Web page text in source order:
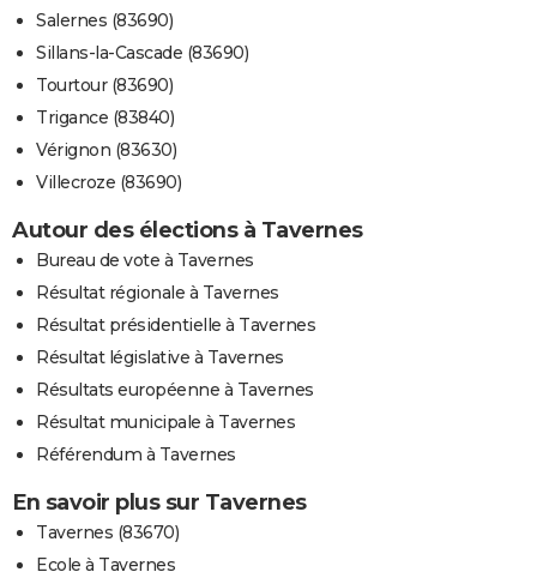
Salernes (83690)
Sillans-la-Cascade (83690)
Tourtour (83690)
Trigance (83840)
Vérignon (83630)
Villecroze (83690)
Autour des élections à Tavernes
Bureau de vote à Tavernes
Résultat régionale à Tavernes
Résultat présidentielle à Tavernes
Résultat législative à Tavernes
Résultats européenne à Tavernes
Résultat municipale à Tavernes
Référendum à Tavernes
En savoir plus sur Tavernes
Tavernes (83670)
Ecole à Tavernes